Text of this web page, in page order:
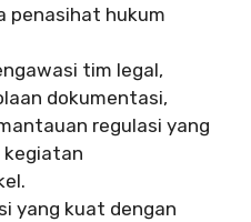
penasihat hukum
tim legal,
dokumentasi,
regulasi yang
kegiatan
yang kuat dengan